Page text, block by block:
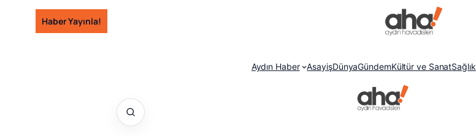
İçeriğeHaber Yayınla!
Aydın Haber AsayişDünyaGündemKültür ve SanatSağlık